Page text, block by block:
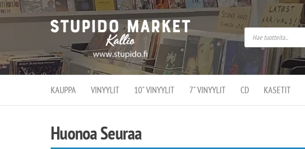
Stupido
Market –
verkossa
ja
kivijalassa
Stupido Market on
vaihtoehtomusaan
erikoistunut
verkko- sekä
kivijalkakauppa
Helsingissä
Kallion
KAUPPA VINYYLIT 10" VINYYLIT 7" VINYYLIT CD KASETIT
Huonoa Seuraa